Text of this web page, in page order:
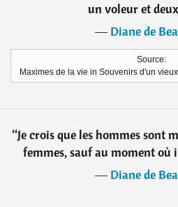
un voleur et
―Diane de
Source:
Maximes de la vie in Souvenirs d'un
“Je crois que les hommes sont
femmes, sauf au moment où
―Diane de